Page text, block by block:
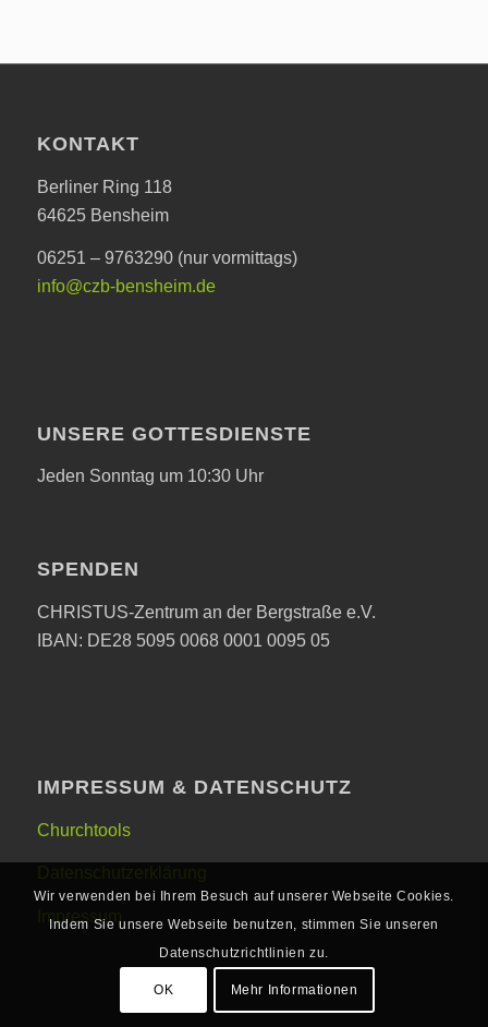
KONTAKT
Berliner Ring 118
64625 Bensheim
06251 – 9763290 (nur vormittags)
info@czb-bensheim.de
UNSERE GOTTESDIENSTE
Jeden Sonntag um 10:30 Uhr
SPENDEN
CHRISTUS-Zentrum an der Bergstraße e.V.
IBAN: DE28 5095 0068 0001 0095 05
IMPRESSUM & DATENSCHUTZ
Churchtools
Impressum
Wir verwenden bei Ihrem Besuch auf unserer Webseite Cookies.
Indem Sie unsere Webseite benutzen, stimmen Sie unseren
Datenschutzrichtlinien zu.
OK Mehr Informationen